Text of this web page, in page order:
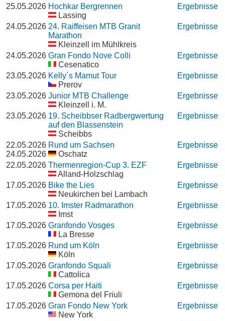
25.05.2026 Hochkar Bergrennen
Lassing
Ergebnisse
24.05.2026 24. Raiffeisen MTB Granit
Marathon
Kleinzell im Mühlkreis
Ergebnisse
24.05.2026 Gran Fondo Nove Colli
Cesenatico
Ergebnisse
23.05.2026 Kelly´s Mamut Tour
Prerov
Ergebnisse
23.05.2026 Junior MTB Challenge
Kleinzell i. M.
Ergebnisse
23.05.2026 19. Scheibbser Radbergwertung
auf den Blassenstein
Scheibbs
Ergebnisse
22.05.2026
24.05.2026
Rund um Sachsen
Oschatz
Ergebnisse
22.05.2026 Thermenregion-Cup 3. EZF
Alland-Holzschlag
Ergebnisse
17.05.2026 Bike the Lies
Neukirchen bei Lambach
Ergebnisse
17.05.2026 10. Imster Radmarathon
Imst
Ergebnisse
17.05.2026 Granfondo Vosges
La Bresse
Ergebnisse
17.05.2026 Rund um Köln
Köln
Ergebnisse
17.05.2026 Granfondo Squali
Cattolica
Ergebnisse
17.05.2026 Corsa per Haiti
Gemona del Friuli
Ergebnisse
17.05.2026 Gran Fondo New York
New York
Ergebnisse